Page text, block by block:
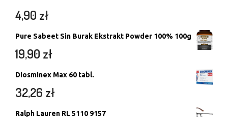
4,90 zł
Pure Sabeet Sin Burak Ekstrakt Powder 100% 100g
19,90 zł
Diosminex Max 60 tabl.
32,26 zł
Ralph Lauren RL 5110 9157